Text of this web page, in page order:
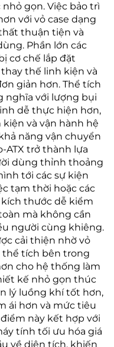
gọn. Việc bảo trì
với vỏ case dạng
thuận tiện và
Phần lớn các
cơ chế lắp đặt
thế linh kiện và
giản hơn. Thể tích
nghĩa với lượng bụi
dễ thực hiện hơn,
và vận hành hệ
năng vận chuyển
ATX trở thành lựa
dùng thỉnh thoảng
tới các sự kiện
tạm thời hoặc các
thước dễ kiểm
mà không cần
người cùng khiêng.
cải thiện nhờ vỏ
thể tích bên trong
cho hệ thống làm
kế nhỏ gọn thúc
lý luồng khí tốt hơn,
ái hơn và mức tiêu
này kết hợp với
tính tối ưu hóa giá
về diện tích, khiến